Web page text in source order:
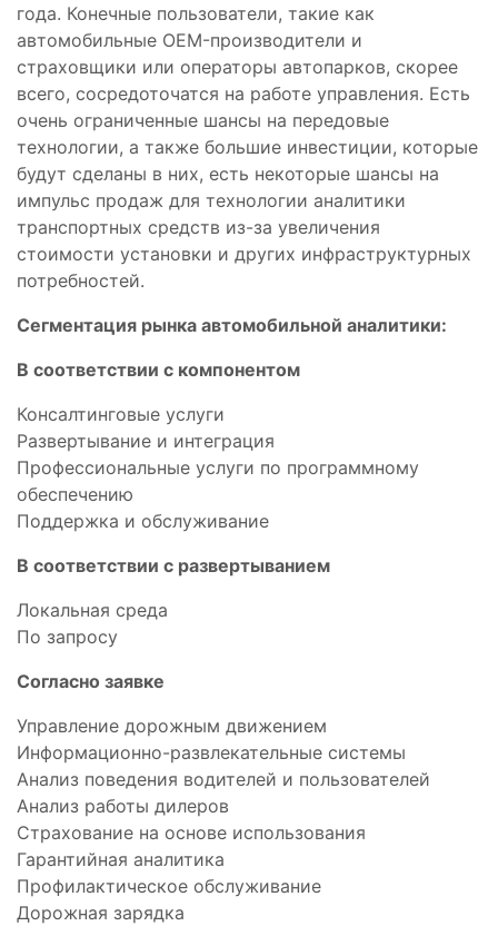
года. Конечные пользователи, такие как
автомобильные OEM-производители и
страховщики или операторы автопарков, скорее
всего, сосредоточатся на работе управления. Есть
очень ограниченные шансы на передовые
технологии, а также большие инвестиции, которые
будут сделаны в них, есть некоторые шансы на
импульс продаж для технологии аналитики
транспортных средств из-за увеличения
стоимости установки и других инфраструктурных
потребностей.
Сегментация рынка автомобильной аналитики:
В соответствии с компонентом
Консалтинговые услуги
Развертывание и интеграция
Профессиональные услуги по программному
обеспечению
Поддержка и обслуживание
В соответствии с развертыванием
Локальная среда
По запросу
Согласно заявке
Управление дорожным движением
Информационно-развлекательные системы
Анализ поведения водителей и пользователей
Анализ работы дилеров
Страхование на основе использования
Гарантийная аналитика
Профилактическое обслуживание
Дорожная зарядка